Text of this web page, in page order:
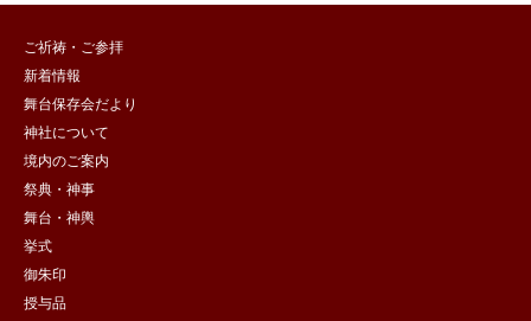
ご祈祷・ご参拝
新着情報
舞台保存会だより
神社について
境内のご案内
祭典・神事
舞台・神輿
挙式
御朱印
授与品